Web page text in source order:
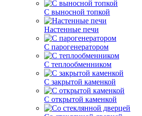
С выносной топкой
Настенные печи
С парогенератором
С теплообменником
С закрытой каменкой
С открытой каменкой